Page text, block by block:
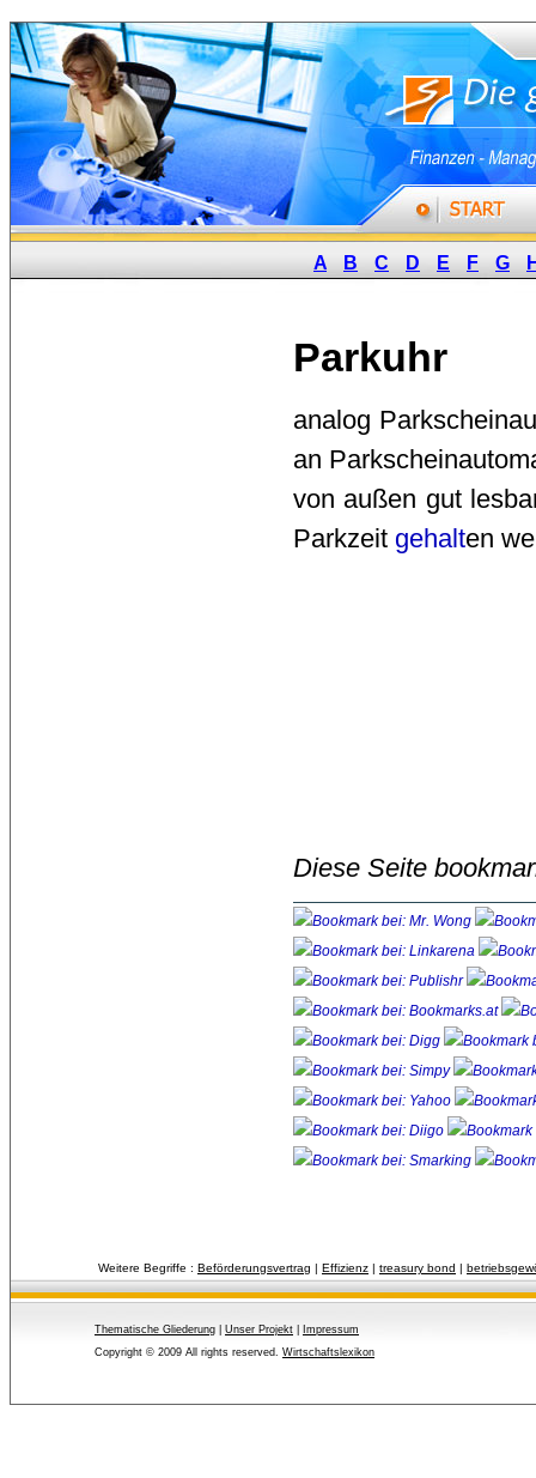
A B C D E F G
Parkuhr
analog
an
von außen gut
Parkzeit gehalten
Diese Seite
Weitere Begriffe : Beförderungsvertrag | Effizienz | treasury bond |
Thematische Gliederung Unser Projekt
Impressum
Copyright © 2009 All rights reserved. Wirtschaftslexikon